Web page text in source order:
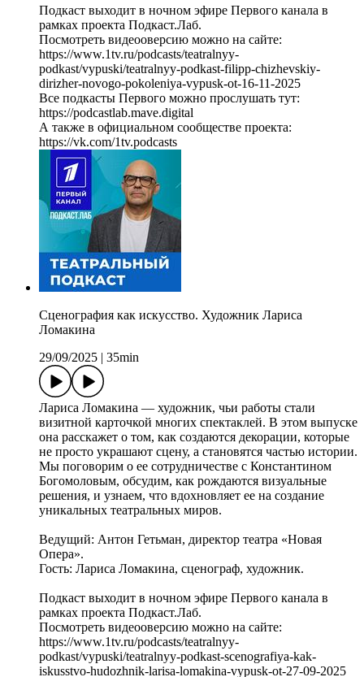
Подкаст выходит в ночном эфире Первого канала в
рамках проекта Подкаст.Лаб.
Посмотреть видеооверсию можно на сайте:
https://www.1tv.ru/podcasts/teatralnyy-
podkast/vypuski/teatralnyy-podkast-filipp-chizhevskiy-
dirizher-novogo-pokoleniya-vypusk-ot-16-11-2025
Все подкасты Первого можно прослушать тут:
https://podcastlab.mave.digital
А также в официальном сообществе проекта:
https://vk.com/1tv.podcasts
Сценография как искусство. Художник Лариса
Ломакина
29/09/2025
35min
Лариса Ломакина — художник, чьи работы стали
визитной карточкой многих спектаклей. В этом выпуске
она расскажет о том, как создаются декорации, которые
не просто украшают сцену, а становятся частью истории.
Мы поговорим о ее сотрудничестве с Константином
Богомоловым, обсудим, как рождаются визуальные
решения, и узнаем, что вдохновляет ее на создание
уникальных театральных миров.
Ведущий: Антон Гетьман, директор театра «Новая
Опера».
Гость: Лариса Ломакина, сценограф, художник.
Подкаст выходит в ночном эфире Первого канала в
рамках проекта Подкаст.Лаб.
Посмотреть видеооверсию можно на сайте:
https://www.1tv.ru/podcasts/teatralnyy-
podkast/vypuski/teatralnyy-podkast-scenografiya-kak-
iskusstvo-hudozhnik-larisa-lomakina-vypusk-ot-27-09-2025